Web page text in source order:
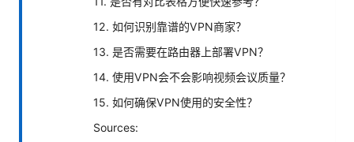
12. 如何识别靠谱的VPN商家？
13. 是否需要在路由器上部署VPN？
14. 使用VPN会不会影响视频会议质量？
15. 如何确保VPN使用的安全性？
Sources: